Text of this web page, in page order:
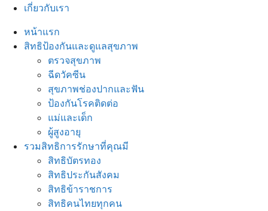
เกี่ยวกับเรา
หน้าแรก
สิทธิป้องกันและดูแลสุขภาพ
ตรวจสุขภาพ
ฉีดวัคซีน
สุขภาพช่องปากและฟัน
ป้องกันโรคติดต่อ
แม่และเด็ก
ผู้สูงอายุ
รวมสิทธิการรักษาที่คุณมี
สิทธิบัตรทอง
สิทธิประกันสังคม
สิทธิข้าราชการ
สิทธิคนไทยทุกคน